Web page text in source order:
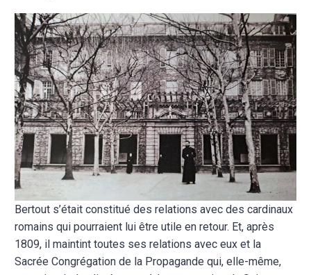
Bertout s’était constitué des relations avec des cardinaux
romains qui pourraient lui être utile en retour. Et, après
1809, il maintint toutes ses relations avec eux et la
Sacrée Congrégation de la Propagande qui, elle-même,